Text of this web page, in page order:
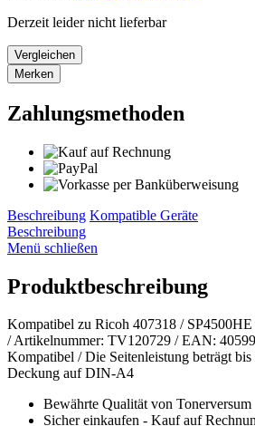
Derzeit leider nicht lieferbar
Vergleichen
Merken
Zahlungsmethoden
Beschreibung Kompatible Geräte
Beschreibung
Menü schließen
Produktbeschreibung
Kompatibel zu Ricoh 407318 / SP4500HE
/ Artikelnummer: TV120729 / EAN:
Kompatibel / Die Seitenleistung beträgt
Deckung auf DIN-A4
Bewährte Qualität von Tonerversum
Sicher einkaufen - Kauf auf